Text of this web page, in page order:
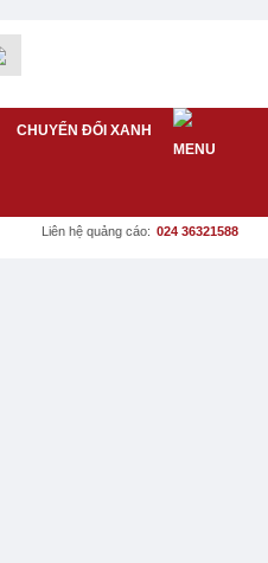
CHUYỂN ĐỔI XANH
Liên hệ quảng cáo: 024 36321588